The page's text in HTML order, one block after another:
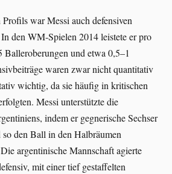
war Messi auch defensiven
den WM‑Spielen 2014 leistete er pro
und etwa 0,5–1
waren zwar nicht quantitativ
wichtig, da sie häufig in kritischen
Messi unterstützte die
indem er gegnerische Sechser
den Ball in den Halbräumen
argentinische Mannschaft agierte
mit einer tief gestaffelten